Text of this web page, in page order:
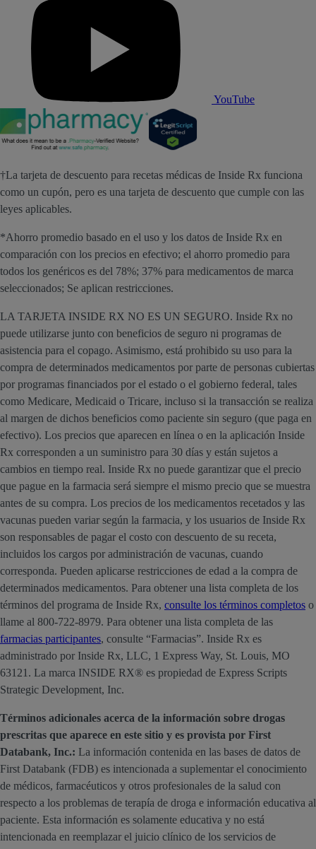
YouTube
†La tarjeta de descuento para recetas médicas de Inside Rx funciona
como un cupón, pero es una tarjeta de descuento que cumple con las
leyes aplicables.
*Ahorro promedio basado en el uso y los datos de Inside Rx en
comparación con los precios en efectivo; el ahorro promedio para
todos los genéricos es del 78%; 37% para medicamentos de marca
seleccionados; Se aplican restricciones.
LA TARJETA INSIDE RX NO ES UN SEGURO. Inside Rx no
puede utilizarse junto con beneficios de seguro ni programas de
asistencia para el copago. Asimismo, está prohibido su uso para la
compra de determinados medicamentos por parte de personas cubiertas
por programas financiados por el estado o el gobierno federal, tales
como Medicare, Medicaid o Tricare, incluso si la transacción se realiza
al margen de dichos beneficios como paciente sin seguro (que paga en
efectivo). Los precios que aparecen en línea o en la aplicación Inside
Rx corresponden a un suministro para 30 días y están sujetos a
cambios en tiempo real. Inside Rx no puede garantizar que el precio
que pague en la farmacia será siempre el mismo precio que se muestra
antes de su compra. Los precios de los medicamentos recetados y las
vacunas pueden variar según la farmacia, y los usuarios de Inside Rx
son responsables de pagar el costo con descuento de su receta,
incluidos los cargos por administración de vacunas, cuando
corresponda. Pueden aplicarse restricciones de edad a la compra de
determinados medicamentos. Para obtener una lista completa de los
términos del programa de Inside Rx, consulte los términos completos o
llame al 800-722-8979. Para obtener una lista completa de las
farmacias participantes, consulte “Farmacias”. Inside Rx es
administrado por Inside Rx, LLC, 1 Express Way, St. Louis, MO
63121. La marca INSIDE RX® es propiedad de Express Scripts
Strategic Development, Inc.
Términos adicionales acerca de la información sobre drogas
prescritas que aparece en este sitio y es provista por First
Databank, Inc.: La información contenida en las bases de datos de
First Databank (FDB) es intencionada a suplementar el conocimiento
de médicos, farmacéuticos y otros profesionales de la salud con
respecto a los problemas de terapía de droga e información educativa al
paciente. Esta información es solamente educativa y no está
intencionada en reemplazar el juicio clínico de los servicios de